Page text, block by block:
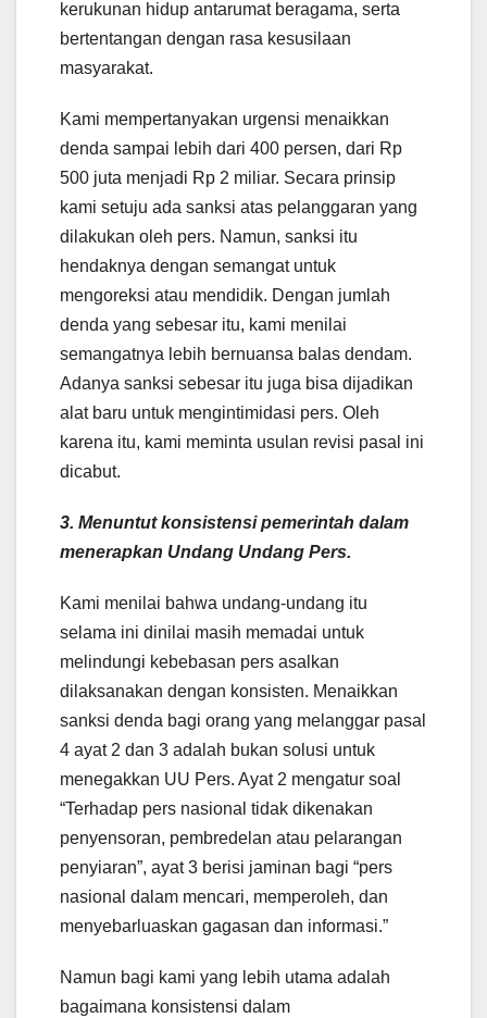
kerukunan hidup antarumat beragama, serta
bertentangan dengan rasa kesusilaan
masyarakat.
Kami mempertanyakan urgensi menaikkan
denda sampai lebih dari 400 persen, dari Rp
500 juta menjadi Rp 2 miliar. Secara prinsip
kami setuju ada sanksi atas pelanggaran yang
dilakukan oleh pers. Namun, sanksi itu
hendaknya dengan semangat untuk
mengoreksi atau mendidik. Dengan jumlah
denda yang sebesar itu, kami menilai
semangatnya lebih bernuansa balas dendam.
Adanya sanksi sebesar itu juga bisa dijadikan
alat baru untuk mengintimidasi pers. Oleh
karena itu, kami meminta usulan revisi pasal ini
dicabut.
3. Menuntut konsistensi pemerintah dalam
menerapkan Undang Undang Pers.
Kami menilai bahwa undang-undang itu
selama ini dinilai masih memadai untuk
melindungi kebebasan pers asalkan
dilaksanakan dengan konsisten. Menaikkan
sanksi denda bagi orang yang melanggar pasal
4 ayat 2 dan 3 adalah bukan solusi untuk
menegakkan UU Pers. Ayat 2 mengatur soal
“Terhadap pers nasional tidak dikenakan
penyensoran, pembredelan atau pelarangan
penyiaran”, ayat 3 berisi jaminan bagi “pers
nasional dalam mencari, memperoleh, dan
menyebarluaskan gagasan dan informasi.”
Namun bagi kami yang lebih utama adalah
bagaimana konsistensi dalam